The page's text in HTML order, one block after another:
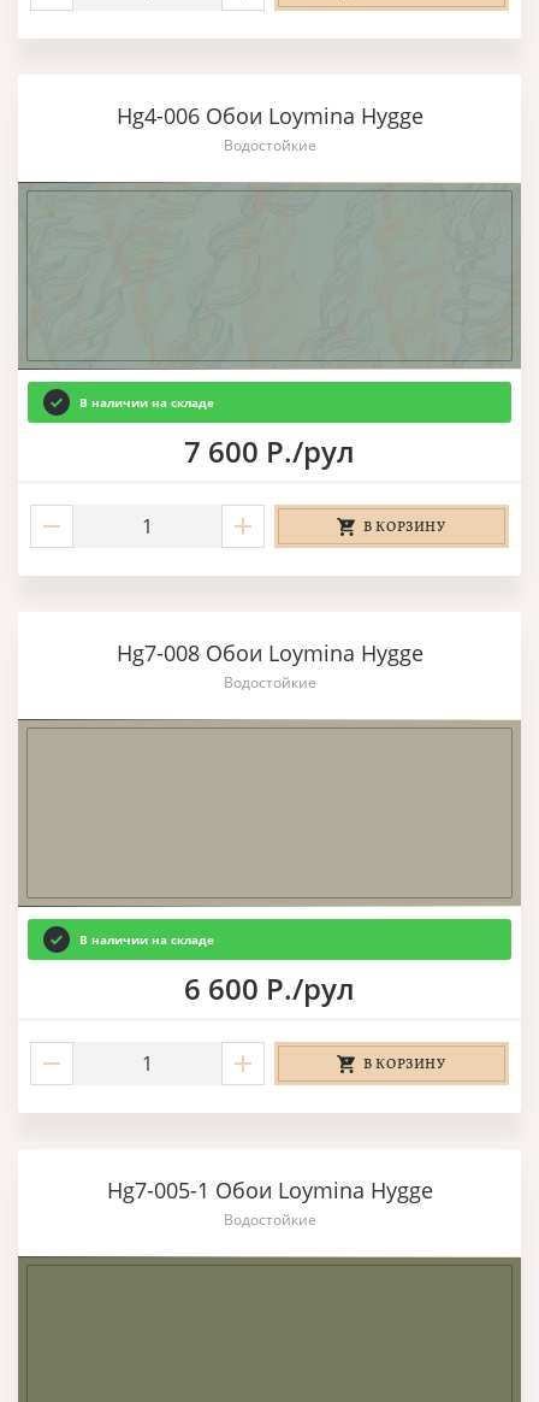
Hg4-006 Обои Loymina Hygge
Водостойкие
В наличии на складе
7 600 Р./рул
В КОРЗИНУ
Hg7-008 Обои Loymina Hygge
Водостойкие
В наличии на складе
6 600 Р./рул
В КОРЗИНУ
Hg7-005-1 Обои Loymina Hygge
Водостойкие